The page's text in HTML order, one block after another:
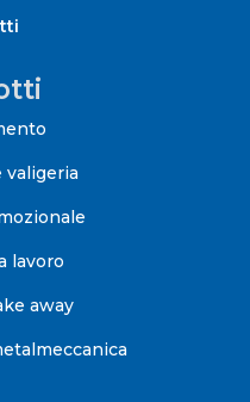
valigeria
lavoro
away